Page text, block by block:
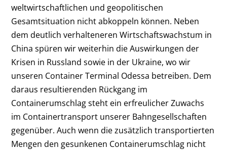
weltwirtschaftlichen und geopolitischen
Gesamtsituation nicht abkoppeln können. Neben
dem deutlich verhalteneren Wirtschaftswachstum in
China spüren wir weiterhin die Auswirkungen der
Krisen in Russland sowie in der Ukraine, wo wir
unseren Container Terminal Odessa betreiben. Dem
daraus resultierenden Rückgang im
Containerumschlag steht ein erfreulicher Zuwachs
im Containertransport unserer Bahngesellschaften
gegenüber. Auch wenn die zusätzlich transportierten
Mengen den gesunkenen Containerumschlag nicht